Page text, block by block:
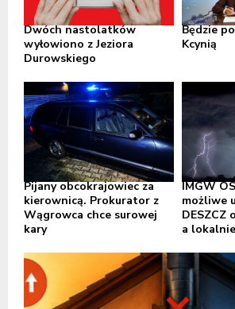
Dwóch nastolatków
wyłowiono z Jeziora
Durowskiego
Będzie
Kcynią
Pijany obcokrajowiec za
kierownicą. Prokurator z
Wągrowca chce surowej
kary
IMGW
możliwe
DESZCZ
a